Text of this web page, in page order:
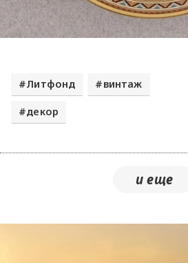
Литфонд винтаж
декор